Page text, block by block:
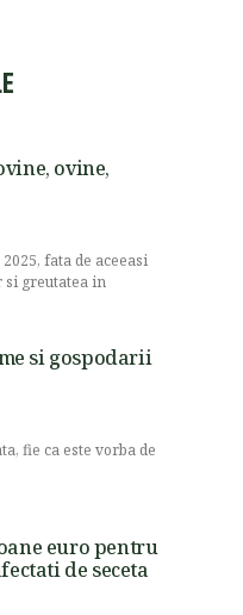
ovine,
fata de aceeasi
greutatea in
si gospodarii
fie ca este vorba de
euro pentru
de seceta